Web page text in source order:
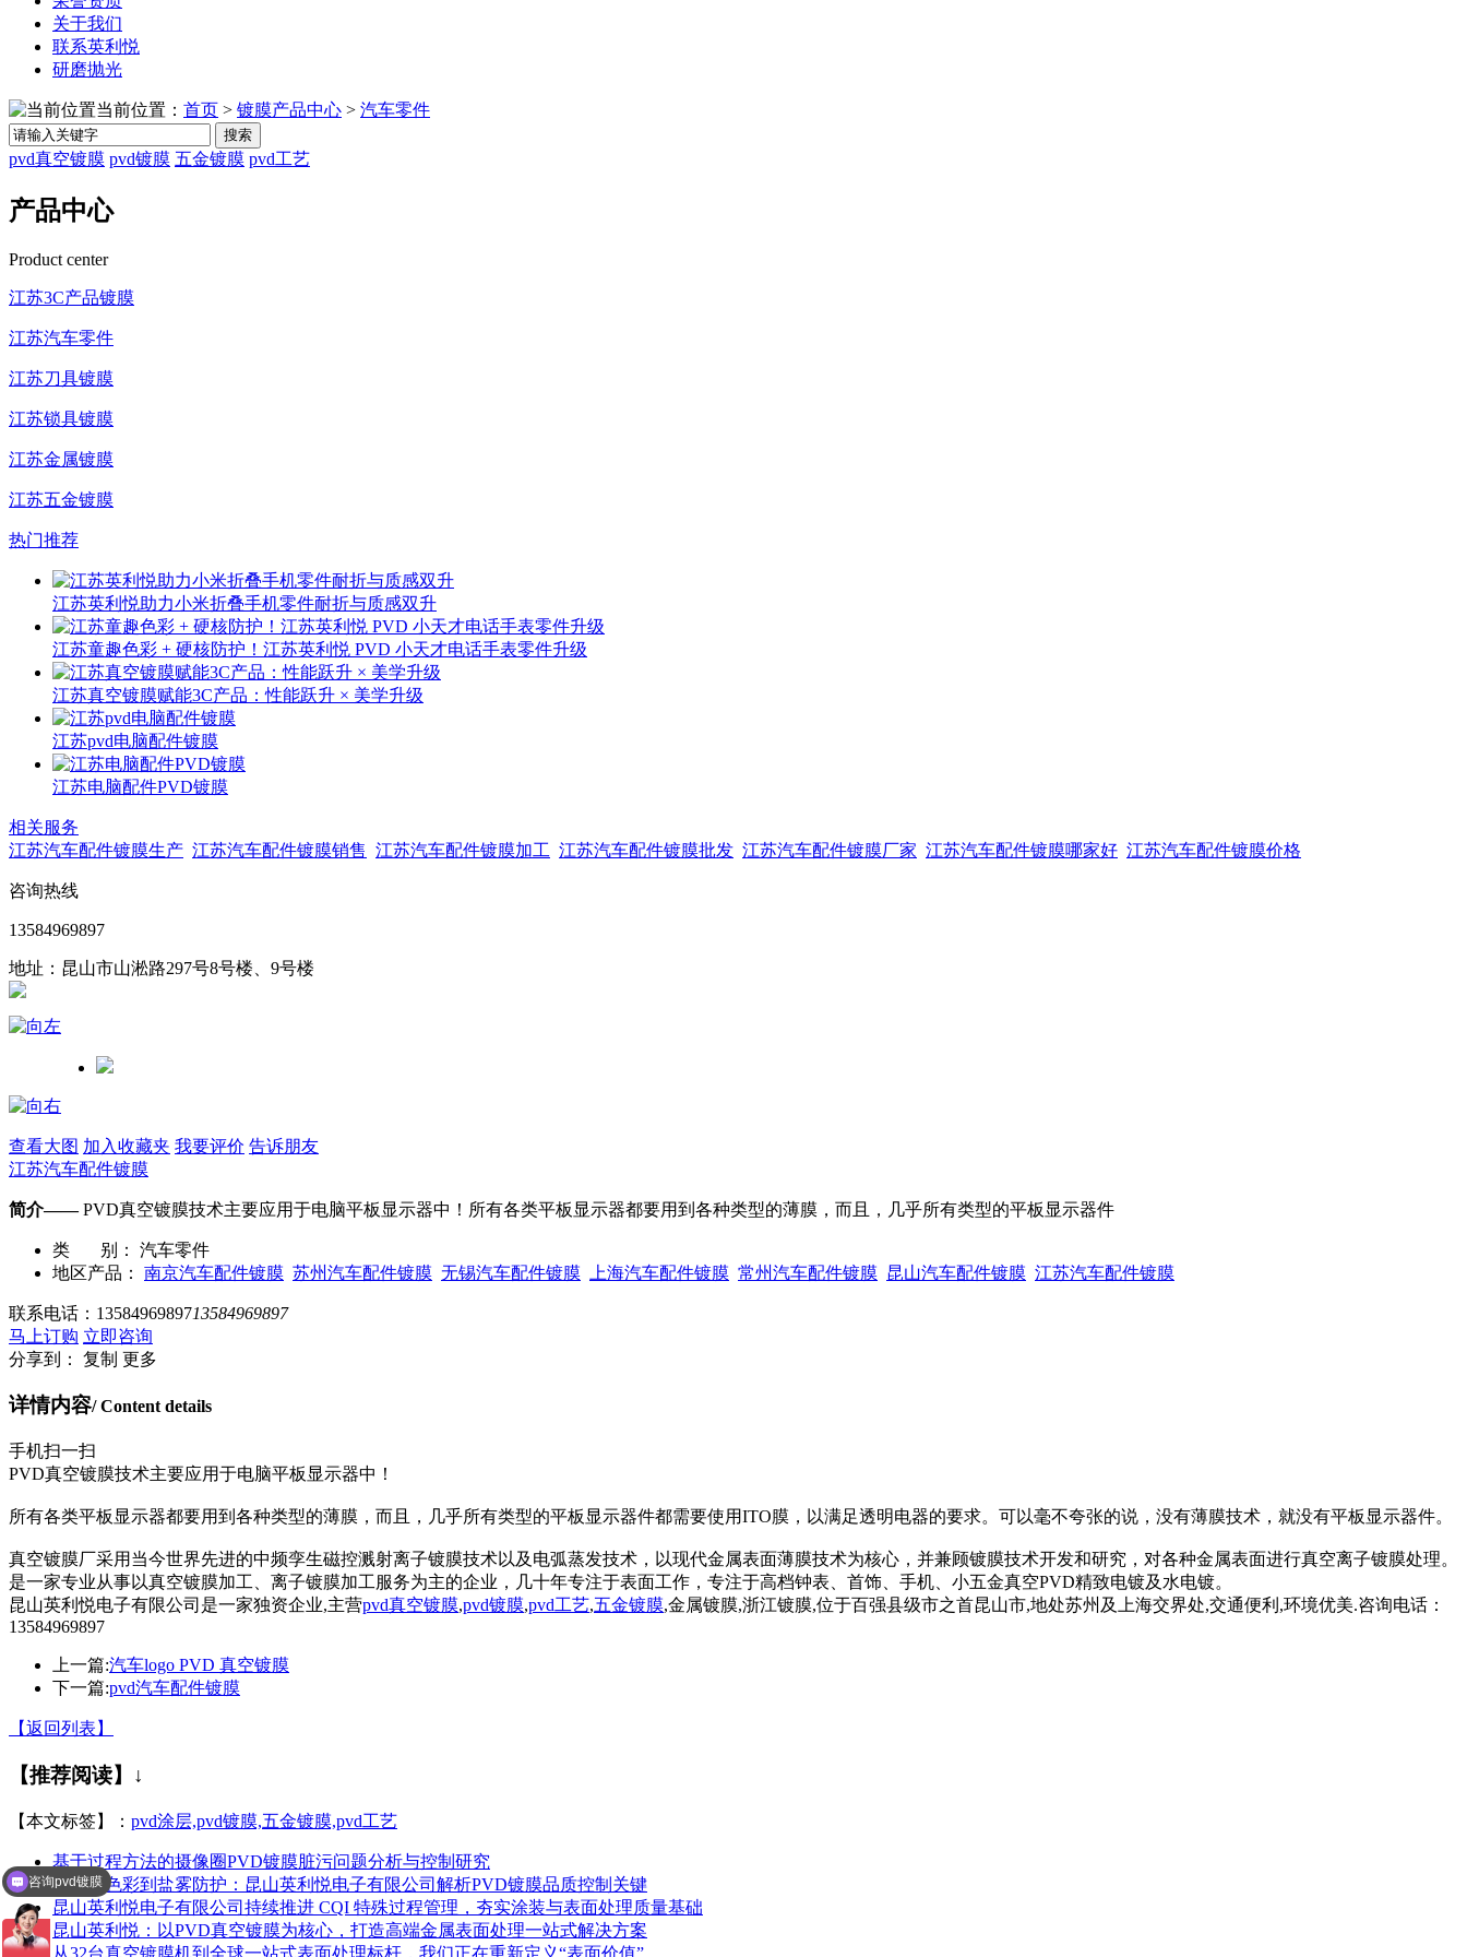
关于我们
联系英利悦
研磨抛光
当前位置： 首页 > 镀膜产品中心 > 汽车零件
搜索
pvd真空镀膜 pvd镀膜 五金镀膜 pvd工艺
产品中心
Product center
江苏3C产品镀膜
江苏汽车零件
江苏刀具镀膜
江苏锁具镀膜
江苏金属镀膜
江苏五金镀膜
热门推荐
江苏英利悦助力小米折叠手机零件耐折与质感双升
江苏童趣色彩 + 硬核防护！江苏英利悦 PVD 小天才电话手表零件升级
江苏真空镀膜赋能3C产品：性能跃升 × 美学升级
江苏pvd电脑配件镀膜
江苏电脑配件PVD镀膜
相关服务
江苏汽车配件镀膜生产 江苏汽车配件镀膜销售 江苏汽车配件镀膜加工 江苏汽车配件镀膜批发 江苏汽车配件镀膜厂家 江苏汽车配件镀膜哪家好 江苏汽车配件镀膜价格
咨询热线
13584969897
地址：昆山市山淞路297号8号楼、9号楼
查看大图 加入收藏夹 我要评价 告诉朋友
江苏汽车配件镀膜
简介——PVD真空镀膜技术主要应用于电脑平板显示器中！所有各类平板显示器都要用到各种类型的薄膜，而且，几乎所有类型的平板显示器件
类 别：
汽车零件
地区产品：
南京汽车配件镀膜 苏州汽车配件镀膜 无锡汽车配件镀膜 上海汽车配件镀膜 常州汽车配件镀膜 昆山汽车配件镀膜 江苏汽车配件镀膜
联系电话： 1358496989713584969897
马上订购 立即咨询
分享到：
复制 更多
详情内容/ Content details
手机扫一扫
PVD真空镀膜技术主要应用于电脑平板显示器中！
所有各类平板显示器都要用到各种类型的薄膜，而且，几乎所有类型的平板显示器件都需要使用ITO膜，以满足透明电器的要求。可以毫不夸张的说，没有薄膜技术，就没有平板显示器件。
真空镀膜厂采用当今世界先进的中频孪生磁控溅射离子镀膜技术以及电弧蒸发技术，以现代金属表面薄膜技术为核心，并兼顾镀膜技术开发和研究，对各种金属表面进行真空离子镀膜处理。
是一家专业从事以真空镀膜加工、离子镀膜加工服务为主的企业，几十年专注于表面工作，专注于高档钟表、首饰、手机、小五金真空PVD精致电镀及水电镀。
昆山英利悦电子有限公司是一家独资企业,主营pvd真空镀膜,pvd镀膜,pvd工艺,五金镀膜,金属镀膜,浙江镀膜,位于百强县级市之首昆山市,地处苏州及上海交界处,交通便利,环境优美.咨询电话：
13584969897
上一篇:汽车logo PVD 真空镀膜
下一篇:pvd汽车配件镀膜
【返回列表】
【推荐阅读】↓
【本文标签】： pvd涂层,pvd镀膜,五金镀膜,pvd工艺
基于过程方法的摄像圈PVD镀膜脏污问题分析与控制研究
从光学色彩到盐雾防护：昆山英利悦电子有限公司解析PVD镀膜品质控制关键
昆山英利悦电子有限公司持续推进 CQI 特殊过程管理，夯实涂装与表面处理质量基础
昆山英利悦：以PVD真空镀膜为核心，打造高端金属表面处理一站式解决方案
从32台真空镀膜机到全球一站式表面处理标杆，我们正在重新定义“表面价值”
咨询装饰镀膜